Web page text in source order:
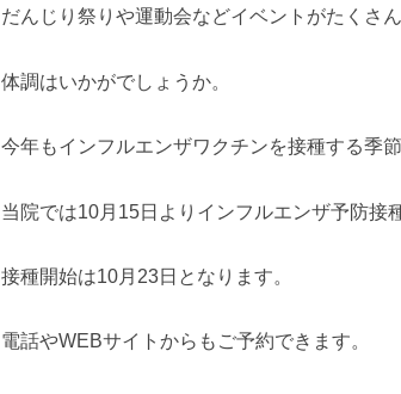
だんじり祭りや運動会などイベントがたくさん
体調はいかがでしょうか。
今年もインフルエンザワクチンを接種する季節
当院では10月15日よりインフルエンザ予防接
接種開始は10月23日となります。
電話やWEBサイトからもご予約できます。